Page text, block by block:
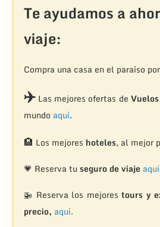
Te ayudamos a
viaje:
Compra una casa en el paraíso
✈️Las mejores ofertas de Vuelos
mundo aquí.
🏨 Los mejores hoteles, al mejor
💗 Reserva tu seguro de viaje
🚁 Reserva los mejorestours y
precio, aquí.